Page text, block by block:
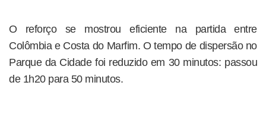
O reforço se mostrou eficiente na partida entre
Colômbia e Costa do Marfim. O tempo de dispersão no
Parque da Cidade foi reduzido em 30 minutos: passou
de 1h20 para 50 minutos.